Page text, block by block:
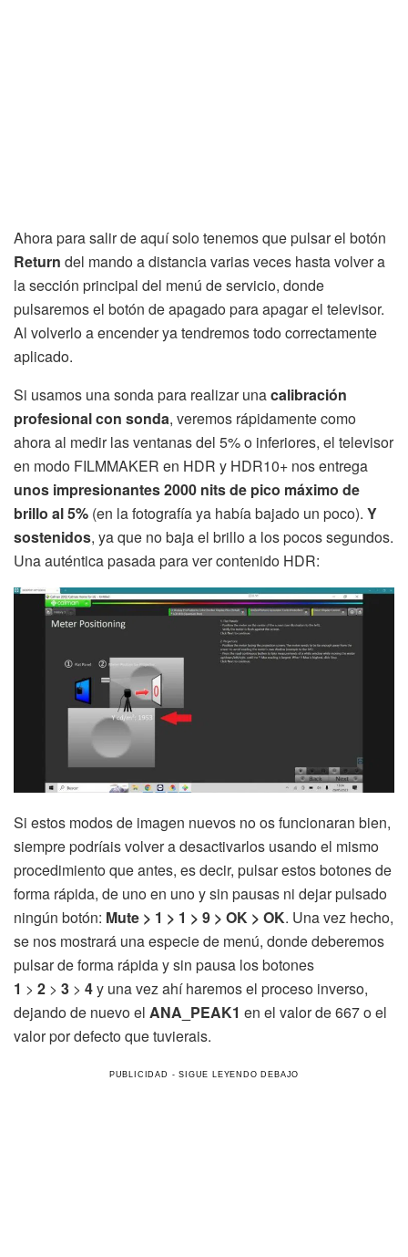
Ahora para salir de aquí solo tenemos que pulsar el botón
Return del mando a distancia varias veces hasta volver a
la sección principal del menú de servicio, donde
pulsaremos el botón de apagado para apagar el televisor.
Al volverlo a encender ya tendremos todo correctamente
aplicado.
Si usamos una sonda para realizar unacalibración
profesional con sonda, veremos rápidamente como
ahora al medir las ventanas del 5% o inferiores, el televisor
en modo FILMMAKER en HDR y HDR10+ nos entrega
unos impresionantes 2000 nits de pico máximo de
brillo al 5% (en la fotografía ya había bajado un poco). Y
sostenidos, ya que no baja el brillo a los pocos segundos.
Una auténtica pasada para ver contenido HDR:
Si estos modos de imagen nuevos no os funcionaran bien,
siempre podríais volver a desactivarlos usando el mismo
procedimiento que antes, es decir, pulsar estos botones de
forma rápida, de uno en uno y sin pausas ni dejar pulsado
ningún botón: Mute > 1 > 1 > 9 > OK > OK. Una vez hecho,
se nos mostrará una especie de menú, donde deberemos
pulsar de forma rápida y sin pausa los botones
1 > 2 > 3 > 4y una vez ahí haremos el proceso inverso,
dejando de nuevo el ANA_PEAK1 en el valor de 667 o el
valor por defecto que tuvierais.